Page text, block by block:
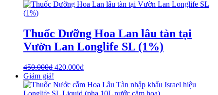
Thuốc Dưỡng Hoa Lan lâu tàn tại
Vườn Lan Longlife SL (1%)
450.000₫ 420.000₫
Giảm giá!